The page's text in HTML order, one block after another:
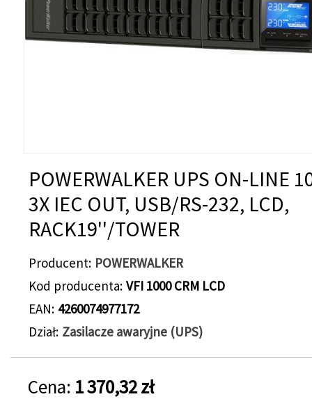
POWERWALKER UPS ON-LINE
3X IEC OUT, USB/RS-232, LCD,
RACK19''/TOWER
Producent POWERWALKER
Kod producenta VFI 1000 CRM LCD
EAN 4260074977172
Dział Zasilacze awaryjne (UPS)
Cena: 1 370,32 zł